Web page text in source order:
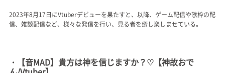
2023年8月17日にVtuberデビューを果たすと、以降、ゲーム配信や歌枠の配
信、雑談配信など、様々な発信を行い、見る者を癒し楽しませている。
・【音MAD】貴方は神を信じますか？♡【神故おで